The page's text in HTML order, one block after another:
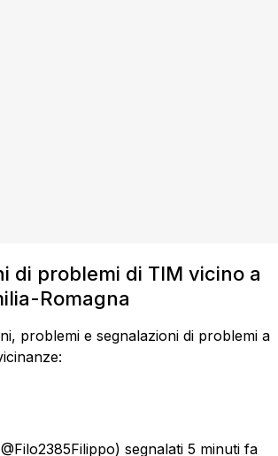
di problemi di TIM vicino a
Romagna
problemi e segnalazioni di problemi a
segnalati 5 minuti fa